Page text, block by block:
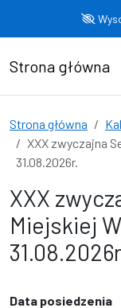
Strona główna
Strona główna
XXX zwyczajna
31.08.2026r.
XXX
Miejskiej
Data posiedzenia